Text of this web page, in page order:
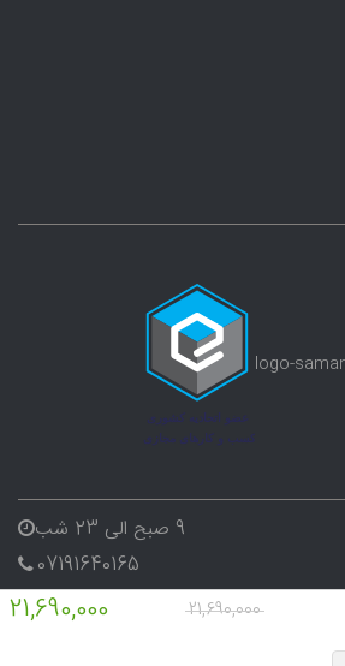
21,690,000
21,690,000
9 صبح الی 23 شب
07191640165
09338282656